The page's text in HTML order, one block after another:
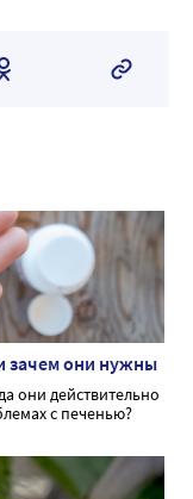
зачем они нужны
они действительно
с печенью?